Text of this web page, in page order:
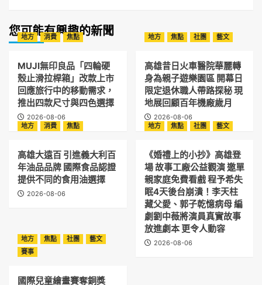
您可能有興趣的新聞
地方 消費 焦點
MUJI無印良品「四輪硬
殼止滑拉桿箱」改款上市
回應旅行中的移動需求，
推出四款尺寸與四色選擇
2026-08-06
地方 焦點 社團 藝文
高雄昔日火車醫院華麗轉
身為親子遊樂園區 開幕日
限定退休職人帶路探秘 現
地展回顧百年機廠歲月
2026-08-06
地方
消費 焦點
高雄大遠百 引進義大利百
年油品品牌 國際食品認證
提供不同的食用油選擇
2026-08-06
地方 焦點 社團 藝文
《婚禮上的小抄》高雄登
場 故事工廠公益觀演 邀單
親家庭免費看戲 程予希失
眠4天後台崩潰！李天柱
藏父愛、郭子乾憶病母 編
劇劉中薇將演員真實故事
放進劇本 更令人動容
2026-08-06
地方 焦點 社團
藝文
賽事
國際兒童繪畫賽奪銅獎